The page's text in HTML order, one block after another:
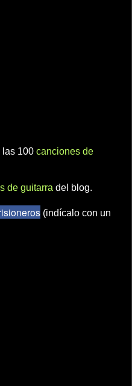
las 100 canciones de
de guitarra del blog.
(indícalo con un